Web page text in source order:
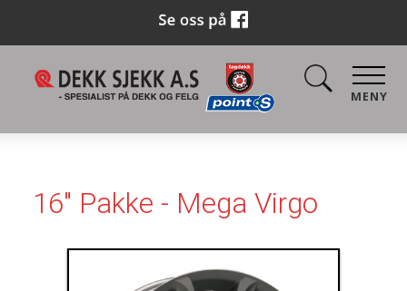
MENY
16" Pakke - Mega Virgo